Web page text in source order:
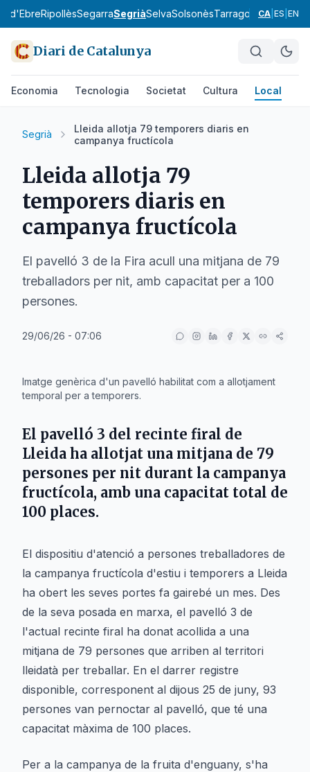
d'EbreRipollèsSegarraSegriàSelvaSolsonèsTarragonèsTerra
CA ES EN
Diari de Catalunya
Economia Tecnologia Societat Cultura Local
Segrià
Lleida allotja 79 temporers diaris en
campanya fructícola
Lleida allotja 79
temporers diaris en
campanya fructícola
El pavelló 3 de la Fira acull una mitjana de 79
treballadors per nit, amb capacitat per a 100
persones.
29/06/26 - 07:06
Imatge genèrica d'un pavelló habilitat com a allotjament
temporal per a temporers.
El pavelló 3 del recinte firal de
Lleida ha allotjat una mitjana de 79
persones per nit durant la campanya
fructícola, amb una capacitat total de
100 places.
El dispositiu d'atenció a persones treballadores de
la campanya fructícola d'estiu i temporers a Lleida
ha obert les seves portes fa gairebé un mes. Des
de la seva posada en marxa, el pavelló 3 de
l'actual recinte firal ha donat acollida a una
mitjana de 79 persones que arriben al territori
lleidatà per treballar. En el darrer registre
disponible, corresponent al dijous 25 de juny, 93
persones van pernoctar al pavelló, que té una
capacitat màxima de 100 places.
Per a la campanya de la fruita d'enguany, s'ha